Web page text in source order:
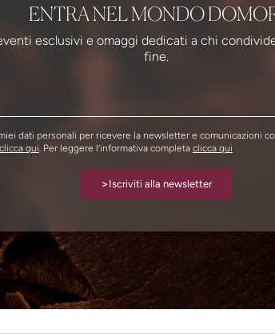
ENTRA NEL MONDO
esclusivi e omaggi dedicati a chi
fine.
dati personali per ricevere la newsletter e comunicazioni
clicca qui . Per leggere l’informativa completa clicca qui
> Iscriviti alla newsletter